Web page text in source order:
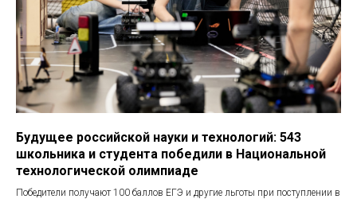
Будущее российской науки и технологий: 543
школьника и студента победили в Национальной
технологической олимпиаде
Победители получают 100 баллов ЕГЭ и другие льготы при поступлении в